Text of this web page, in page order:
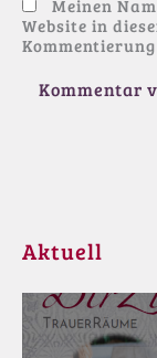
Meinen
Website in
Aktuell